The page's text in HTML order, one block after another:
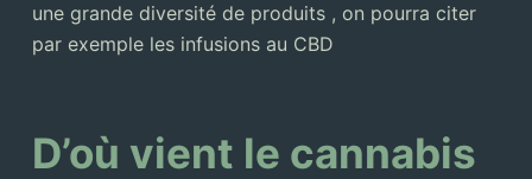
une grande diversité de produits , on pourra citer
par exemple les infusions au CBD
D’où vient le cannabis